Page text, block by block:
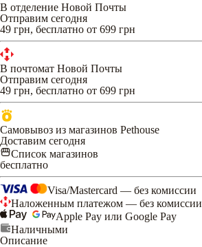
В отделение Новой Почты
Отправим сегодня
49 грн, бесплатно от 699 грн
В почтомат Новой Почты
Отправим сегодня
49 грн, бесплатно от 699 грн
Самовывоз из магазинов Pethouse
Доставим сегодня
Список магазинов
бесплатно
Visa/Mastercard — без комиссии
Наложенным платежом — без комиссии
Apple Pay или Google Pay
Наличными
Описание